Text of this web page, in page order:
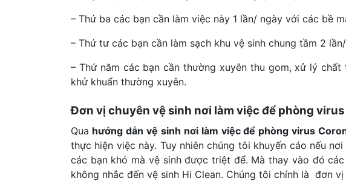
– Thứ ba các bạn cần làm việc này 1 lần/ ngày với các bề
– Thứ tư các bạn cần làm sạch khu vệ sinh chung tầm 2
– Thứ năm các bạn cần thường xuyên thu gom, xử lý
khử khuẩn thường xuyên.
Đơn vị chuyên vệ sinh nơi làm việc để phòng
Qua hướng dẫn vệ sinh nơi làm việc để phòng virus
thực hiện việc này. Tuy nhiên chúng tôi khuyến cáo nếu
các bạn khó mà vệ sinh được triệt để. Mà thay vào đó
không nhắc đến vệ sinh Hi Clean. Chúng tôi chính là đơn